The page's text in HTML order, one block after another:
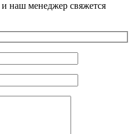
наш менеджер свяжется